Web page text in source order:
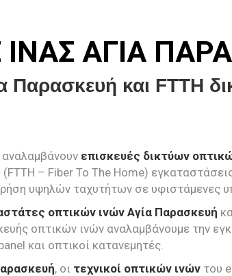
ΑΓΙΑ
Παρασκευή και FTTH
επισκευές δικτύων
– Fiber To The Home)
υψηλών ταχυτήτων σε υφιστάμενες
οπτικών ινών Αγία Παρασκευή
οπτικών ινών αναλαμβάνουμε την
και οπτικοί κατανεμητές.
, οι τεχνικοί οπτικών ινών του